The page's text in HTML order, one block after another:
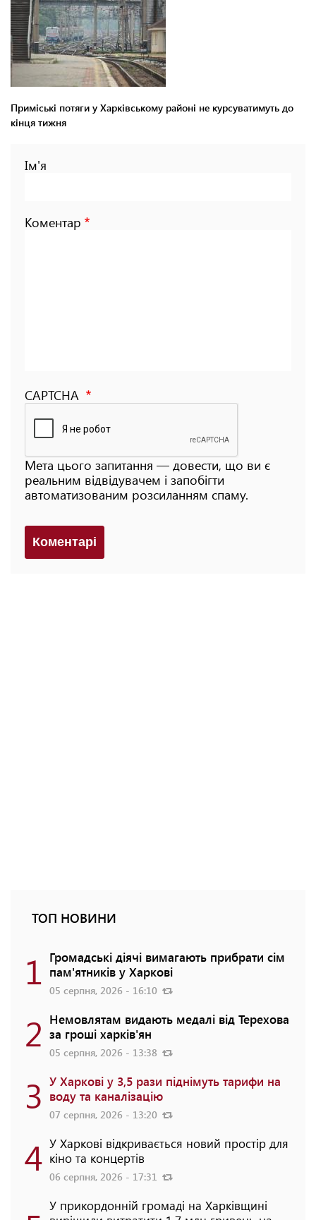
Приміські потяги у Харківському районі не курсуватимуть до
кінця тижня
Ім'я
Коментар
CAPTCHA
Мета цього запитання — довести, що ви є
реальним відвідувачем і запобігти
автоматизованим розсиланням спаму.
Коментарi
ТОП НОВИНИ
1 Громадські діячі вимагають прибрати сім
пам'ятників у Харкові
05 серпня, 2026 - 16:10
2 Немовлятам видають медалі від Терехова
за гроші харків'ян
05 серпня, 2026 - 13:38
3 У Харкові у 3,5 рази піднімуть тарифи на
воду та каналізацію
07 серпня, 2026 - 13:20
4 У Харкові відкривається новий простір для
кіно та концертів
06 серпня, 2026 - 17:31
У прикордонній громаді на Харківщині